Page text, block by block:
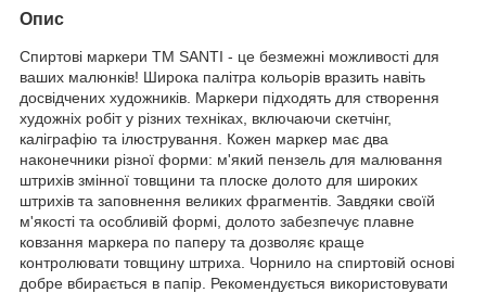
Опис
Спиртові маркери ТМ SANTI - це безмежні можливості для
ваших малюнків! Широка палітра кольорів вразить навіть
досвідчених художників. Маркери підходять для створення
художніх робіт у різних техніках, включаючи скетчінг,
каліграфію та ілюстрування. Кожен маркер має два
наконечники різної форми: м'який пензель для малювання
штрихів змінної товщини та плоске долото для широких
штрихів та заповнення великих фрагментів. Завдяки своїй
м'якості та особливій формі, долото забезпечує плавне
ковзання маркера по паперу та дозволяє краще
контролювати товщину штриха. Чорнило на спиртовій основі
добре вбирається в папір. Рекомендується використовувати